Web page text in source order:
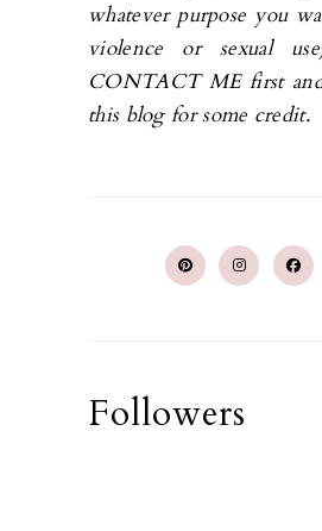
whatever purpose you
violence or sexual
CONTACT ME first
this blog for some credit.
Followers